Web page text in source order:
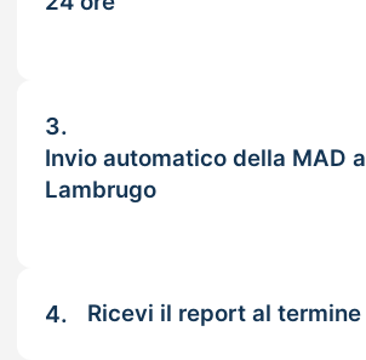
3.
Invio automatico della MAD
Lambrugo
4. Ricevi il report al